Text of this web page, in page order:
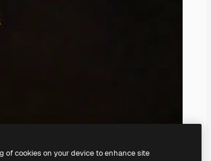
of cookies on your device to enhance site